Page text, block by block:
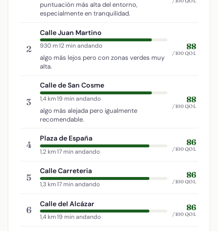
puntuación más alta del entorno,
especialmente en tranquilidad.
2
Calle Juan Martino
930 m·12 min andando
algo más lejos pero con zonas verdes muy
alta.
88
/100 QOL
3
Calle de San Cosme
1,4 km·19 min andando
algo más alejada pero igualmente
recomendable.
88
/100 QOL
4
Plaza de España
1,2 km·17 min andando
86
/100 QOL
5
Calle Carreteria
1,3 km·17 min andando
86
/100 QOL
6
Calle del Alcázar
1,4 km·19 min andando
86
/100 QOL